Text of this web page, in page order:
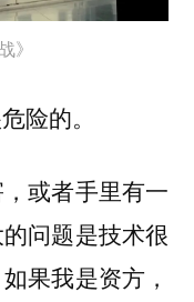
》
险的。
或者手里有一
问题是技术很
果我是资方，